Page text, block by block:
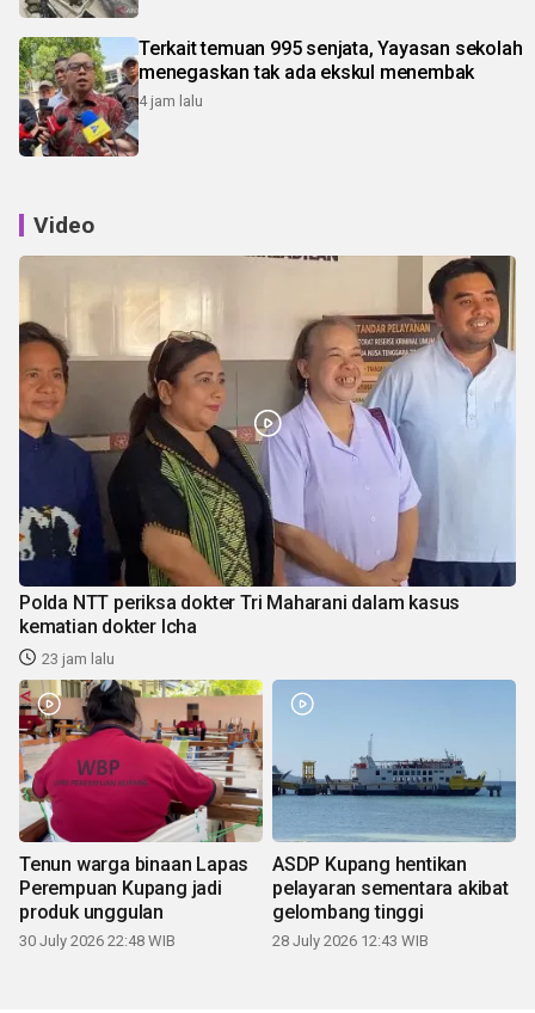
Terkait temuan 995 senjata, Yayasan sekolah
menegaskan tak ada ekskul menembak
4 jam lalu
Video
Polda NTT periksa dokter Tri Maharani dalam kasus
kematian dokter Icha
23 jam lalu
Tenun warga binaan Lapas
Perempuan Kupang jadi
produk unggulan
30 July 2026 22:48 WIB
ASDP Kupang hentikan
pelayaran sementara akibat
gelombang tinggi
28 July 2026 12:43 WIB